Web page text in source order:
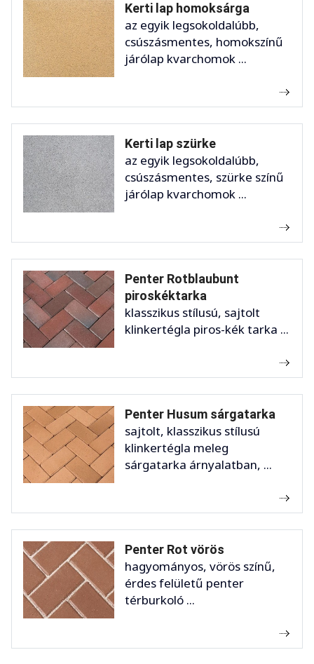
Kerti lap homoksárga
az egyik legsokoldalúbb,
csúszásmentes, homokszínű
járólap kvarchomok ...
Kerti lap szürke
az egyik legsokoldalúbb,
csúszásmentes, szürke színű
járólap kvarchomok ...
Penter Rotblaubunt
piroskéktarka
klasszikus stílusú, sajtolt
klinkertégla piros-kék tarka ...
Penter Husum sárgatarka
sajtolt, klasszikus stílusú
klinkertégla meleg
sárgatarka árnyalatban, ...
Penter Rot vörös
hagyományos, vörös színű,
érdes felületű penter
térburkoló ...